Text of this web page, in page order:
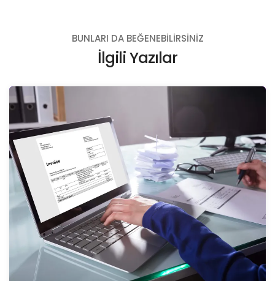
BUNLARI DA BEĞENEBILIRSINIZ
İlgili Yazılar